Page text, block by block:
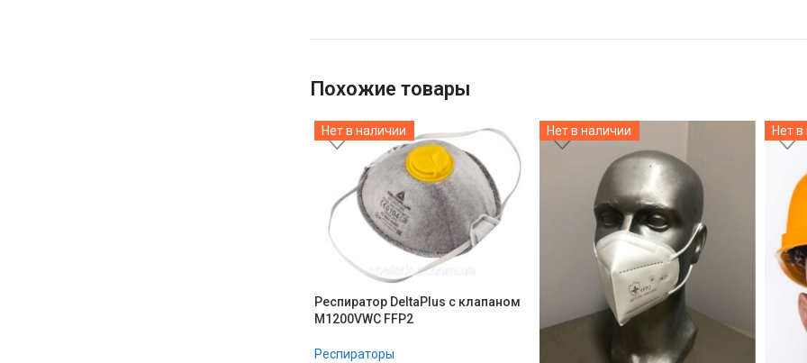
Похожие товары
Нет в наличии
Респиратор DeltaPlus с клапаном
M1200VWC FFP2
Респираторы
Нет в наличии Нет